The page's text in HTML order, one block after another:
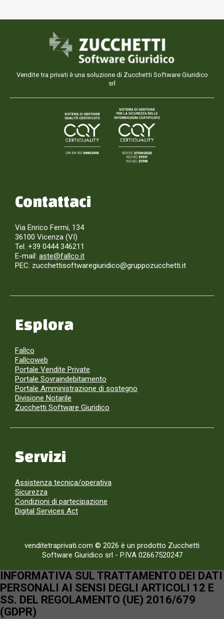
Vendite tra privati è una soluzione di Zucchetti Software Giuridico
srl
Contattaci
Via Enrico Fermi, 134
36100 Vicenza (VI)
Tel. +39 0444 346211
E-mail: aste@fallco.it
PEC: zucchettisoftwaregiuridico@gruppozucchetti.it
Esplora
Fallco
Fallcoweb
Portale Vendite Private
Portale Sovraindebitamento
Portale Amministrazione di sostegno
Divisione Notarile
Zucchetti Software Giuridico
Servizi
Assistenza tecnica/operativa
Sicurezza
Condizioni di partecipazione
Digital Services Act
venditetraprivati.com © 2026 è un prodotto Zucchetti
Software Giuridico srl - P.IVA 02667520247
INFORMATIVA SUL TRATTAMENTO DEI DATI
PERSONALI AI SENSI DEGLI ARTICOLI 12 E
SS. DEL REGOLAMENTO (UE) 2016/679
(GDPR)